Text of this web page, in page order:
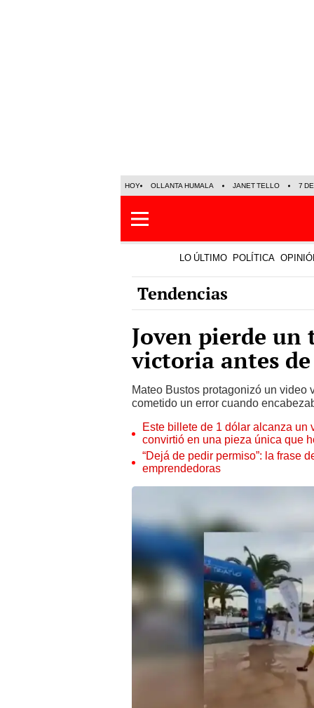
HOY OLLANTA HUMALA JANET TELLO 7
LO ÚLTIMO POLÍTICA
Tendencias
Joven pierde
victoria antes
Mateo Bustos protagonizó un video
cometido un error cuando
Este billete de 1 dólar alcanza un
convirtió en una pieza única que
“Dejá de pedir permiso”: la frase
emprendedoras